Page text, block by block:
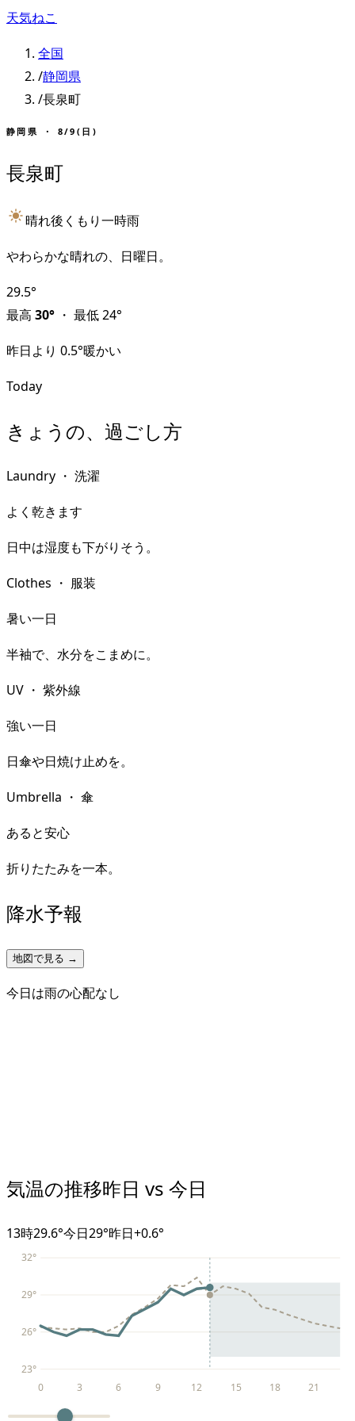
天気ねこ
全国
/静岡県
/長泉町
静岡県 ・ 8/9(日)
長泉町
晴れ後くもり一時雨
やわらかな晴れの、日曜日。
29.5°
最高 30° ・ 最低24°
昨日より 0.5°暖かい
Today
きょうの、過ごし方
Laundry ・ 洗濯
よく乾きます
日中は湿度も下がりそう。
Clothes ・ 服装
暑い一日
半袖で、水分をこまめに。
UV ・ 紫外線
強い一日
日傘や日焼け止めを。
Umbrella ・ 傘
あると安心
折りたたみを一本。
降水予報
地図で見る →
今日は雨の心配なし
気温の推移昨日 vs 今日
13時29.6°今日29°昨日+0.6°
23°
26°
29°
32°
0 3 6 9 12 15 18 21